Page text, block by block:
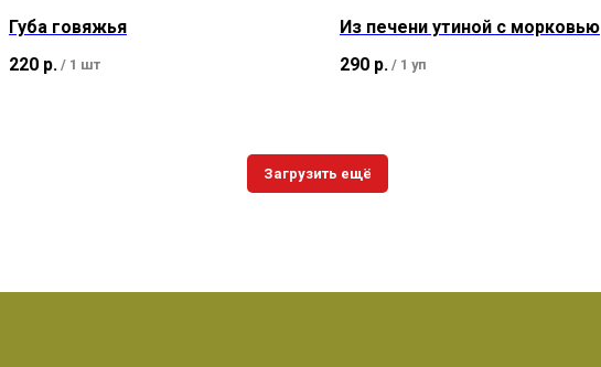
Губа говяжья
220 р. / 1 шт
Из печени утиной с морковью
290 р. / 1 уп
Загрузить ещё